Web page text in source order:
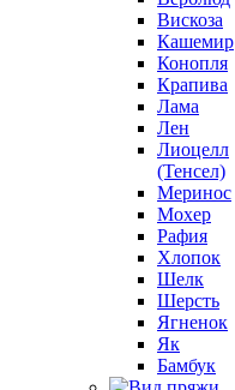
Вискоза
Кашемир
Конопля
Крапива
Лама
Лен
Лиоцелл
(Тенсел)
Меринос
Мохер
Рафия
Хлопок
Шелк
Шерсть
Ягненок
Як
Бамбук